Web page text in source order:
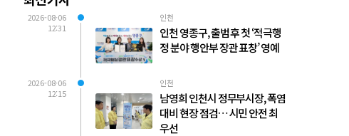
2026-08-06
12:31
인천
인천 영종구, 출범 후 첫 ‘적극행
정 분야 행안부 장관 표창’ 영예
2026-08-06
12:15
인천
남영희 인천시 정무부시장, 폭염
대비 현장 점검… 시민 안전 최
우선